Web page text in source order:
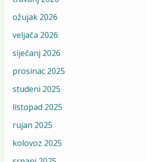
ožujak 2026
veljača 2026
siječanj 2026
prosinac 2025
studeni 2025
listopad 2025
rujan 2025
kolovoz 2025